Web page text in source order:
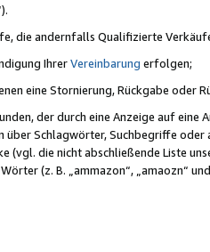
die andernfalls Qualifizierte
IhrerVereinbarung erfolgen;
eine Stornierung, Rückgabe oder
der durch eine Anzeige auf
über Schlagwörter, Suchbegriffe
(vgl. die nicht abschließende Liste
(z. B. „ammazon“, „amaozn“